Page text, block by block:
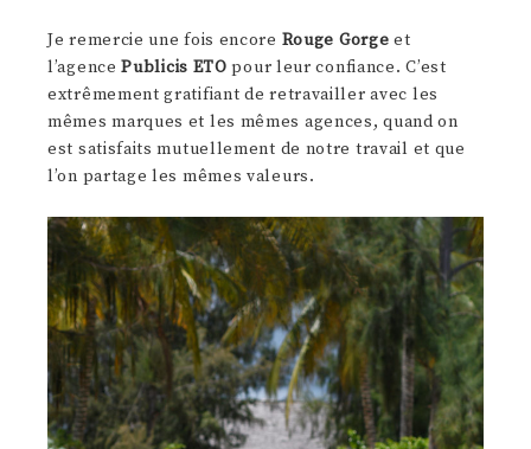
Je remercie une fois encore Rouge Gorge et
l’agencePublicis ETO pour leur confiance. C’est
extrêmement gratifiant de retravailler avec les
mêmes marques et les mêmes agences, quand on
est satisfaits mutuellement de notre travail et que
l’on partage les mêmes valeurs.